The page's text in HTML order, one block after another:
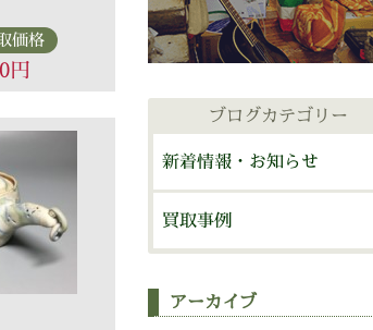
価格
円
ブログカテゴリー
新着情報・お知らせ
買取事例
アーカイブ